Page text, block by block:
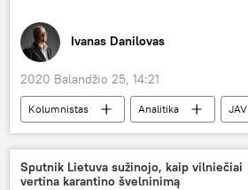
Ivanas Danilovas
2020 Balandžio 25, 14:21
Kolumnistas Analitika
JAV
Kinija
Donaldas Trampas
Sputnik Lietuva sužinojo, kaip vilniečiai
vertina karantino švelninimą